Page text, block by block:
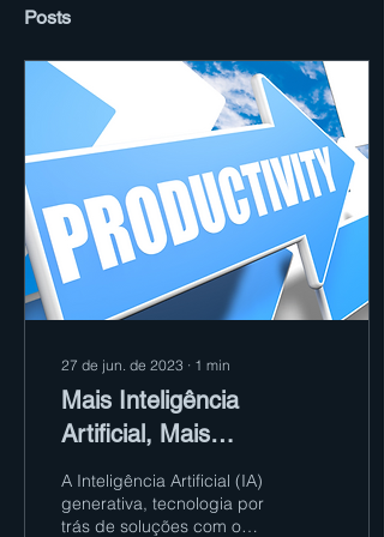
Posts
27 de jun. de 2023 ∙ 1 min
Mais Inteligência
Artificial, Mais
Produtividade?
A Inteligência Artificial (IA)
generativa, tecnologia por
trás de soluções com o